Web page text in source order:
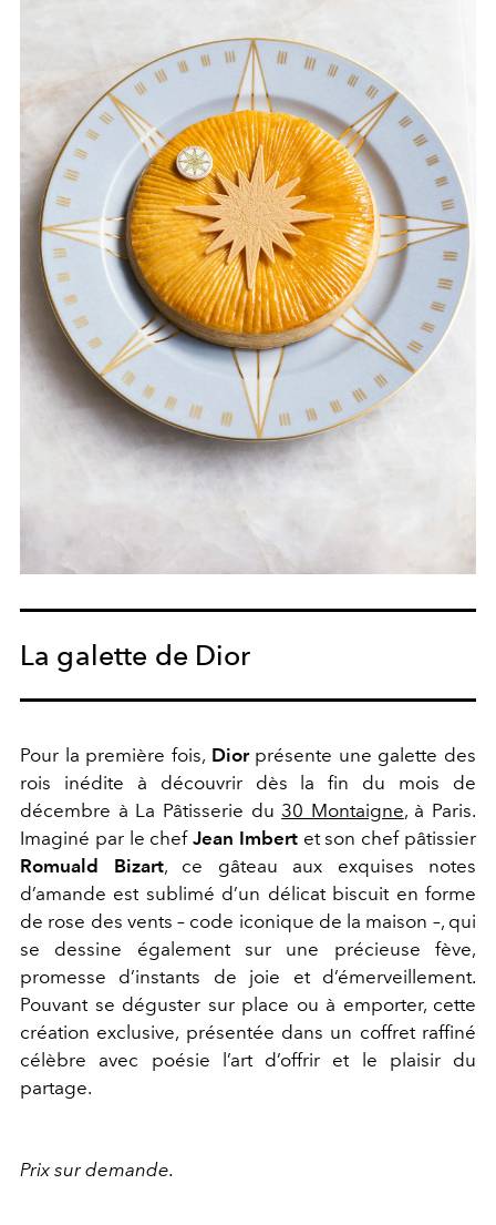
La galette de Dior
Pour la première fois, Diorprésente une galette des
rois inédite à découvrir dès la fin du mois de
décembre à La Pâtisserie du 30 Montaigne, à Paris.
Imaginé par le chefJean Imbertet son chef pâtissier
Romuald Bizart, ce gâteau aux exquises notes
d’amande est sublimé d’un délicat biscuit en forme
de rose des vents – code iconique de la maison –, qui
se dessine également sur une précieuse fève,
promesse d’instants de joie et d’émerveillement.
Pouvant se déguster sur place ou à emporter, cette
création exclusive, présentée dans un coffret raffiné
célèbre avec poésie l’art d’offrir et le plaisir du
partage.
Prix sur demande.